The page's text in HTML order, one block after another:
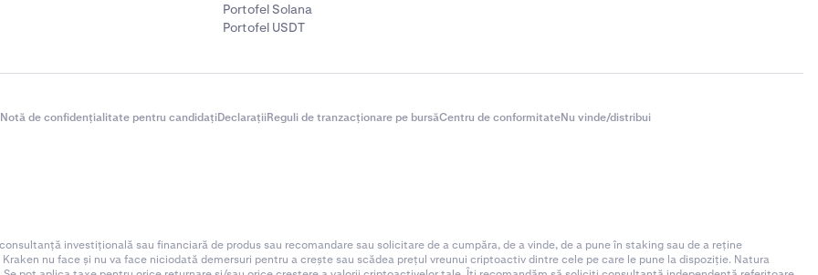
Portofel Solana
Portofel USDT
Notă de confidențialitate pentru candidațiDeclarațiiReguli de tranzacționare pe bursăCentru de conformitateNu vinde/distribui
investițională sau financiară de produs sau recomandare sau solicitare de a cumpăra, de a vinde, de a pune în staking sau de a reține
nu face și nu va face niciodată demersuri pentru a crește sau scădea prețul vreunui criptoactiv dintre cele pe care le pune la dispoziție. Natura